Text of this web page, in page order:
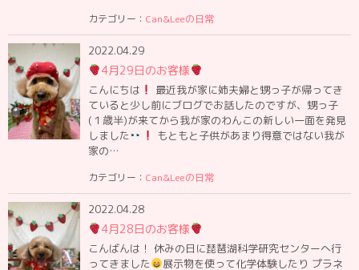
カテゴリー： Can&Leeの日常
2022.04.29
4月29日のお客様
こんにちは
最近我が家に姉夫婦と甥っ子が帰ってき
ていると少し前にブログでお話したのですが、甥っ子
(１歳半)が来てから我が家のわんこの新しい一面を発見
しました
もともと子供があまり得意ではない我が
家の…
カテゴリー： Can&Leeの日常
2022.04.28
4月28日のお客様
こんばんは！ 休みの日に琵琶湖科学研究センターへ行
ってきました
展示物を使って化学体験したり プラネ